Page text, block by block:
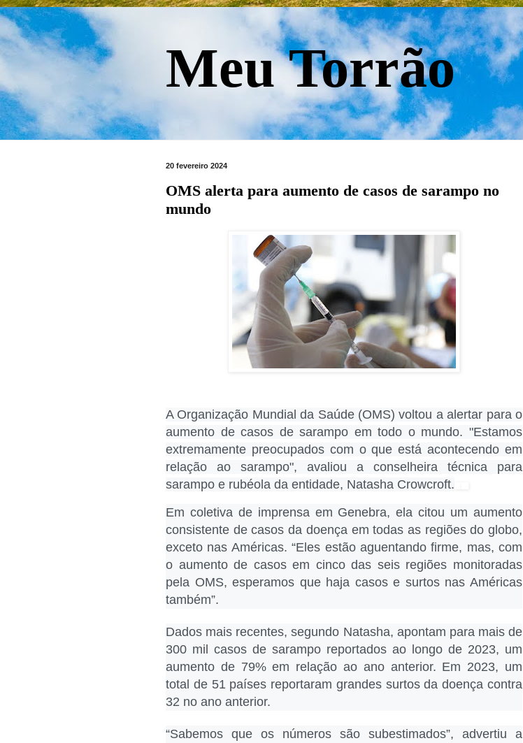
Meu Torrão
20 fevereiro 2024
OMS alerta para aumento de casos de sarampo no
mundo
A Organização Mundial da Saúde (OMS) voltou a alertar para o
aumento de casos de sarampo em todo o mundo. "Estamos
extremamente preocupados com o que está acontecendo em
relação ao sarampo", avaliou a conselheira técnica para
sarampo e rubéola da entidade, Natasha Crowcroft.
Em coletiva de imprensa em Genebra, ela citou um aumento
consistente de casos da doença em todas as regiões do globo,
exceto nas Américas. “Eles estão aguentando firme, mas, com
o aumento de casos em cinco das seis regiões monitoradas
pela OMS, esperamos que haja casos e surtos nas Américas
também”.
Dados mais recentes, segundo Natasha, apontam para mais de
300 mil casos de sarampo reportados ao longo de 2023, um
aumento de 79% em relação ao ano anterior. Em 2023, um
total de 51 países reportaram grandes surtos da doença contra
32 no ano anterior.
“Sabemos que os números são subestimados”, advertiu a